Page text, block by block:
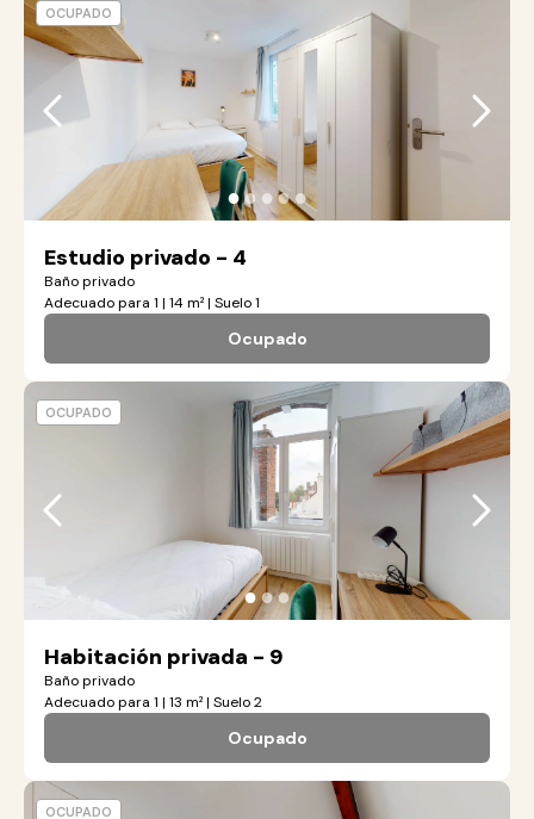
●●●●●
Estudio privado - 4
Baño privado
Adecuado para 1 | 14 m² | Suelo 1
Ocupado
OCUPADO
●●●
Habitación privada - 9
Baño privado
Adecuado para 1 | 13 m² | Suelo 2
Ocupado
OCUPADO
OCUPADO